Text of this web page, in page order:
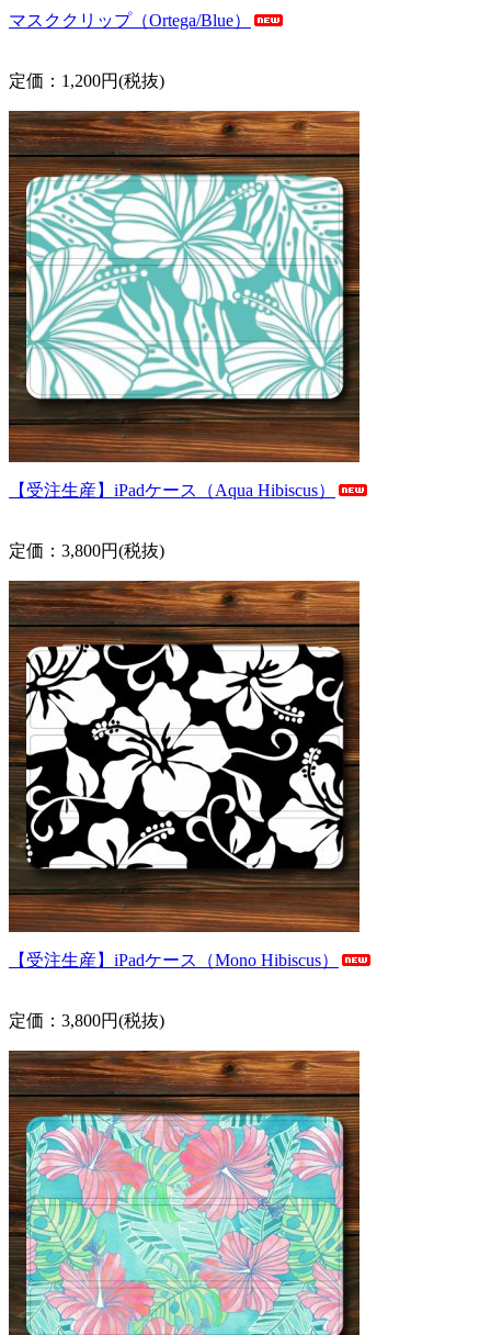
マスククリップ（Ortega/Blue）
定価：1,200円(税抜)
【受注生産】iPadケース（Aqua Hibiscus）
定価：3,800円(税抜)
【受注生産】iPadケース（Mono Hibiscus）
定価：3,800円(税抜)